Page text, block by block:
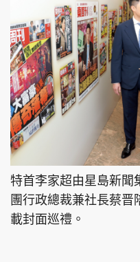
特首李家超由星島新聞
團行政總裁兼社長蔡
載封面巡禮。